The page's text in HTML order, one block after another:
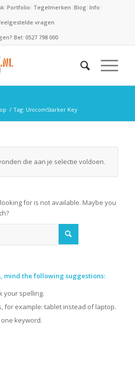
Portfolio Tegelmerken Blog Info
vragen
Bel: 0527 798 000
/ Tag: UnicomStarker Key
die aan je selectie voldoen.
for is not available. Maybe you
mind the following suggestions:
your spelling.
for example: tablet instead of laptop.
keyword.